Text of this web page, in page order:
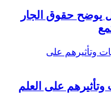
حقوق الجار
وتأثيرهم على العلم